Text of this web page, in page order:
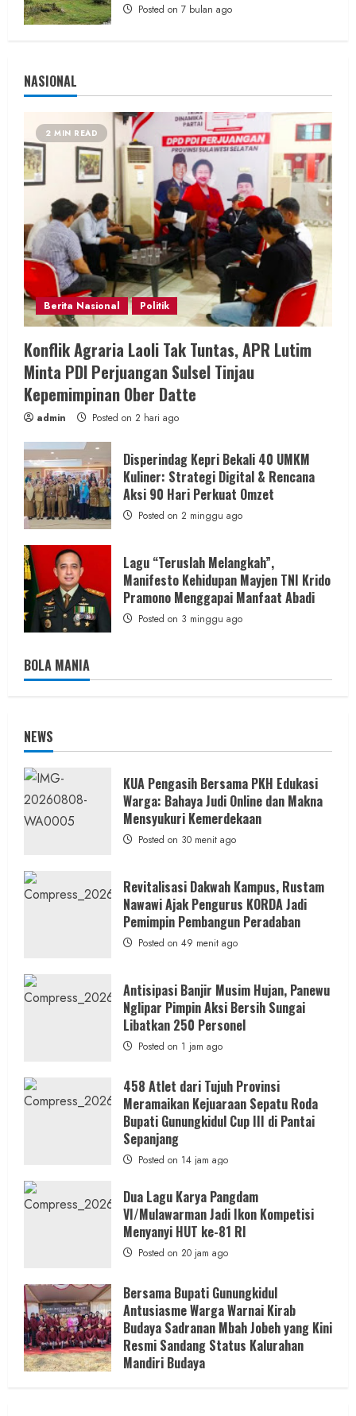
Posted on 7 bulan ago
NASIONAL
2 MIN READ
Berita Nasional Politik
Konflik Agraria Laoli Tak Tuntas, APR Lutim
Minta PDI Perjuangan Sulsel Tinjau
Kepemimpinan Ober Datte
admin Posted on 2 hari ago
Disperindag Kepri Bekali 40 UMKM
Kuliner: Strategi Digital & Rencana
Aksi 90 Hari Perkuat Omzet
Posted on 2 minggu ago
Lagu “Teruslah Melangkah”,
Manifesto Kehidupan Mayjen TNI Krido
Pramono Menggapai Manfaat Abadi
Posted on 3 minggu ago
BOLA MANIA
NEWS
KUA Pengasih Bersama PKH Edukasi
Warga: Bahaya Judi Online dan Makna
Mensyukuri Kemerdekaan
Posted on 30 menit ago
Revitalisasi Dakwah Kampus, Rustam
Nawawi Ajak Pengurus KORDA Jadi
Pemimpin Pembangun Peradaban
Posted on 49 menit ago
Antisipasi Banjir Musim Hujan, Panewu
Nglipar Pimpin Aksi Bersih Sungai
Libatkan 250 Personel
Posted on 1 jam ago
458 Atlet dari Tujuh Provinsi
Meramaikan Kejuaraan Sepatu Roda
Bupati Gunungkidul Cup III di Pantai
Sepanjang
Posted on 14 jam ago
Dua Lagu Karya Pangdam
VI/Mulawarman Jadi Ikon Kompetisi
Menyanyi HUT ke-81 RI
Posted on 20 jam ago
Bersama Bupati Gunungkidul
Antusiasme Warga Warnai Kirab
Budaya Sadranan Mbah Jobeh yang Kini
Resmi Sandang Status Kalurahan
Mandiri Budaya